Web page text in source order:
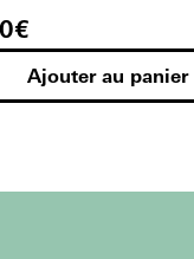
€
Ajouter au panier